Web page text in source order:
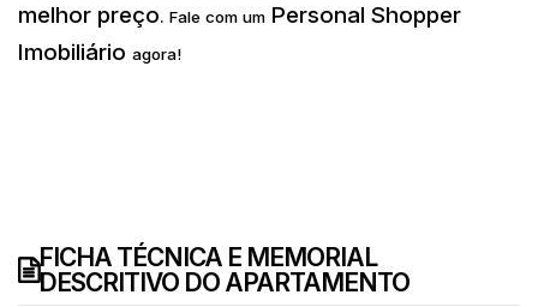
melhor preço. Fale com um Personal Shopper
Imobiliário agora!
FICHA TÉCNICA E MEMORIAL
DESCRITIVO DO APARTAMENTO